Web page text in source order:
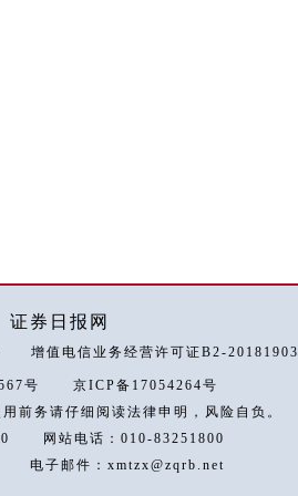
证券日报网
增值电信业务经营许可证B2-20181903
号
京ICP备17054264号
前务请仔细阅读法律申明，风险自负。
网站电话：010-83251800
电子邮件：xmtzx@zqrb.net